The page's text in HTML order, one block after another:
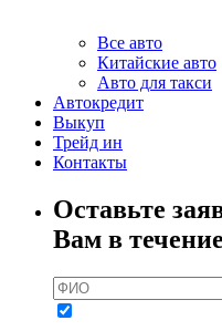
Все авто
Китайские авто
Авто для такси
Автокредит
Выкуп
Трейд ин
Контакты
Оставьте
Вам в